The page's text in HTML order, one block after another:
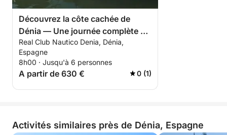
Découvrez la côte cachée de
Dénia — Une journée complète en
mer
Real Club Nautico Denia, Dénia,
Espagne
8h00 · Jusqu'à 6 personnes
A partir de 630 € 0 (1)
Activités similaires près de Dénia, Espagne